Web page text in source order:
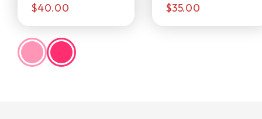
$40.00 $35.00